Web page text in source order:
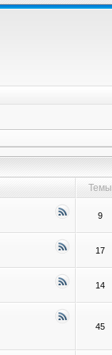
Темы
9
17
14
45